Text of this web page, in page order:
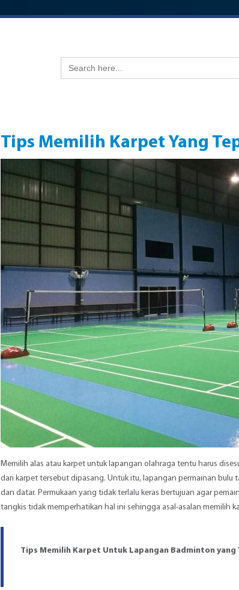
Search
for:
Tips Memilih Karpet Yang
Memilih alas atau karpet untuk lapangan olahraga tentu harus
dari karpet tersebut dipasang. Untuk itu, lapangan permainan bulu
dan datar. Permukaan yang tidak terlalu keras bertujuan agar
tangkis tidak memperhatikan hal ini sehingga asal-asalan memilih
Tips Memilih Karpet Untuk Lapangan Badminton yang